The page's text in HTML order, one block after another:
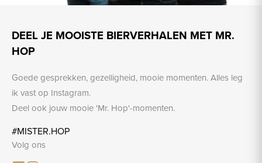
DEEL JE MOOISTE BIERVERHALEN MET MR.
HOP
Goede gesprekken, gezelligheid, mooie momenten. Alles leg
ik vast op Instagram.
Deel ook jouw mooie 'Mr. Hop'-momenten.
#MISTER.HOP
Volg ons